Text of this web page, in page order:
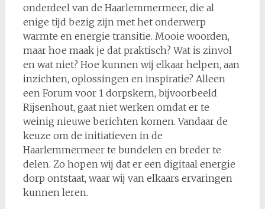
onderdeel van de Haarlemmermeer, die al
enige tijd bezig zijn met het onderwerp
warmte en energie transitie. Mooie woorden,
maar hoe maak je dat praktisch? Wat is zinvol
en wat niet? Hoe kunnen wij elkaar helpen, aan
inzichten, oplossingen en inspiratie? Alleen
een Forum voor 1 dorpskern, bijvoorbeeld
Rijsenhout, gaat niet werken omdat er te
weinig nieuwe berichten komen. Vandaar de
keuze om de initiatieven in de
Haarlemmermeer te bundelen en breder te
delen. Zo hopen wij dat er een digitaal energie
dorp ontstaat, waar wij van elkaars ervaringen
kunnen leren.